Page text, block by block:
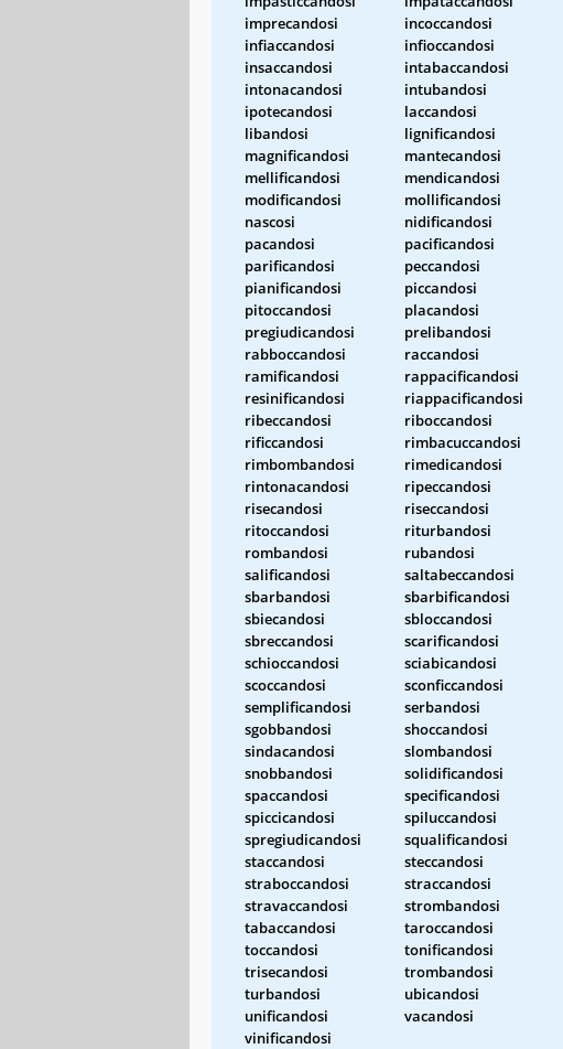
imprecandosi
incoccandosi
infiaccandosi
infioccandosi
insaccandosi
intabaccandosi
intonacandosi
intubandosi
ipotecandosi
laccandosi
libandosi
lignificandosi
magnificandosi
mantecandosi
mellificandosi
mendicandosi
modificandosi
mollificandosi
nascosi
nidificandosi
pacandosi
pacificandosi
parificandosi
peccandosi
pianificandosi
piccandosi
pitoccandosi
placandosi
pregiudicandosi
prelibandosi
rabboccandosi
raccandosi
ramificandosi
rappacificandosi
resinificandosi
riappacificandosi
ribeccandosi
riboccandosi
rificcandosi
rimbacuccandosi
rimbombandosi
rimedicandosi
rintonacandosi
ripeccandosi
risecandosi
riseccandosi
ritoccandosi
riturbandosi
rombandosi
rubandosi
salificandosi
saltabeccandosi
sbarbandosi
sbarbificandosi
sbiecandosi
sbloccandosi
sbreccandosi
scarificandosi
schioccandosi
sciabicandosi
scoccandosi
sconficcandosi
semplificandosi
serbandosi
sgobbandosi
shoccandosi
sindacandosi
slombandosi
snobbandosi
solidificandosi
spaccandosi
specificandosi
spiccicandosi
spiluccandosi
spregiudicandosi
squalificandosi
staccandosi
steccandosi
straboccandosi
straccandosi
stravaccandosi
strombandosi
tabaccandosi
taroccandosi
toccandosi
tonificandosi
trisecandosi
trombandosi
turbandosi
ubicandosi
unificandosi
vacandosi
vinificandosi